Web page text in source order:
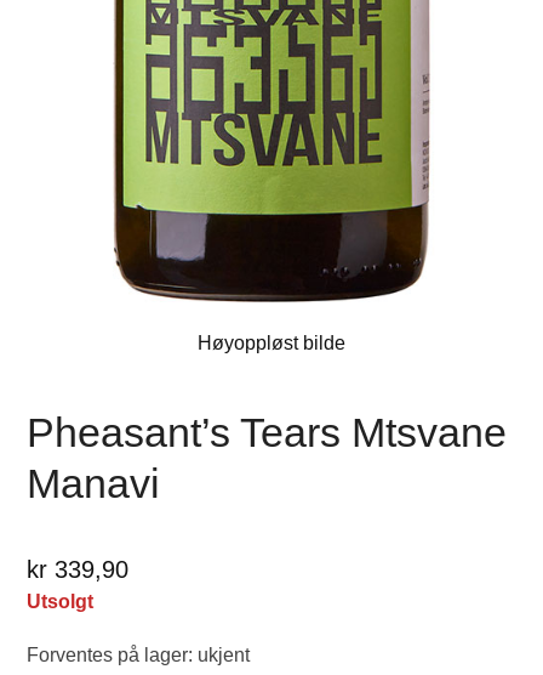
Høyoppløst bilde
Pheasant’s Tears Mtsvane
Manavi
kr 339,90
Utsolgt
Forventes på lager: ukjent